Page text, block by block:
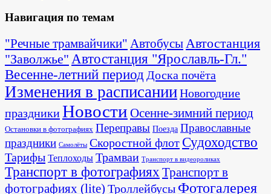
Навигация по темам
"Речные трамвайчики" АвтобусыАвтостанция
"Заволжье" Автостанция "Ярославль-Гл."
Весенне-летний период Доска почёта
Изменения в расписанииНовогодние
праздникиНовости Осенне-зимний период
Остановки в фотографиях Переправы Поезда Православные
праздники Самолёты Скоростной флот Судоходство
Тарифы Теплоходы Трамваи Транспорт в видеороликах
Транспорт в фотографияхТранспорт в
фотографиях (lite) Троллейбусы Фотогалерея